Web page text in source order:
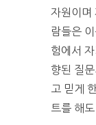
자원이며
람들은
험에서
향된 질
고 믿게
트를 해